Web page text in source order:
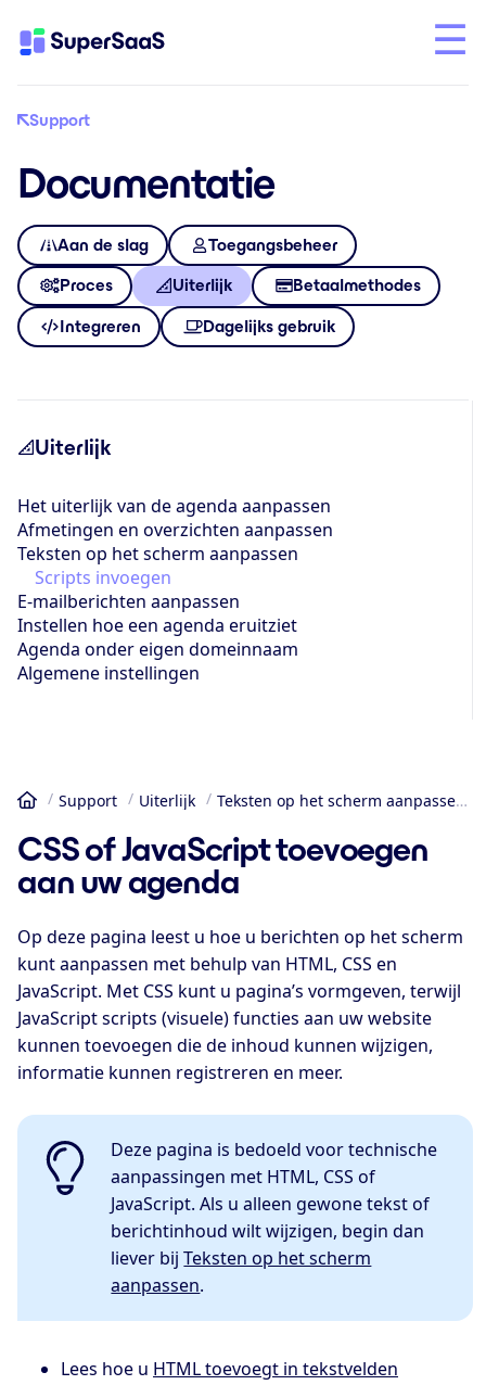
Support
Documentatie
Aan de slag Toegangsbeheer
Proces Uiterlijk Betaalmethodes
Integreren Dagelijks gebruik
Uiterlijk
Het uiterlijk van de agenda aanpassen
Afmetingen en overzichten aanpassen
Teksten op het scherm aanpassen
Scripts invoegen
E-mailberichten aanpassen
Instellen hoe een agenda eruitziet
Agenda onder eigen domeinnaam
Algemene instellingen
Home
Support Uiterlijk Teksten op het scherm aanpassen
CSS of JavaScript toevoegen
aan uw agenda
Op deze pagina leest u hoe u berichten op het scherm
kunt aanpassen met behulp van HTML, CSS en
JavaScript. Met CSS kunt u pagina’s vormgeven, terwijl
JavaScript scripts (visuele) functies aan uw website
kunnen toevoegen die de inhoud kunnen wijzigen,
informatie kunnen registreren en meer.
Deze pagina is bedoeld voor technische
aanpassingen met HTML, CSS of
JavaScript. Als u alleen gewone tekst of
berichtinhoud wilt wijzigen, begin dan
liever bijTeksten op het scherm
aanpassen.
Lees hoe u HTML toevoegt in tekstvelden